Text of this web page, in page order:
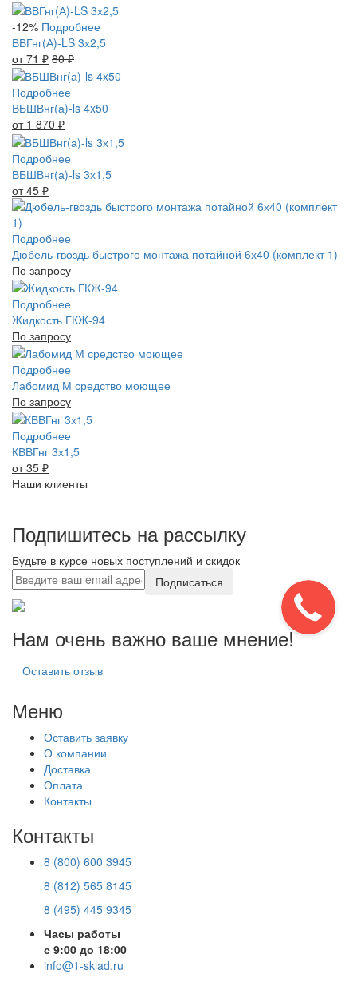
-12% Подробнее
ВВГнг(А)-LS 3х2,5
от 71 ₽ 80₽
Подробнее
ВБШВнг(а)-ls 4x50
от 1 870 ₽
Подробнее
ВБШВнг(а)-ls 3х1,5
от 45 ₽
Подробнее
Дюбель-гвоздь быстрого монтажа потайной 6х40 (комплект 1)
По запросу
Подробнее
Жидкость ГКЖ-94
По запросу
Подробнее
Лабомид М средство моющее
По запросу
Подробнее
КВВГнг 3х1,5
от 35 ₽
Наши клиенты
Подпишитесь на рассылку
Будьте в курсе новых поступлений и скидок
Подписаться
Нам очень важно ваше мнение!
Оставить отзыв
Меню
Оставить заявку
О компании
Доставка
Оплата
Контакты
Контакты
8 (800) 600 3945
8 (812) 565 8145
8 (495) 445 9345
Часы работы
с 9:00 до 18:00
info@1-sklad.ru